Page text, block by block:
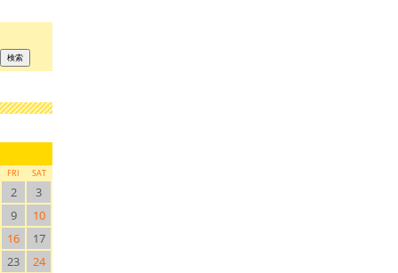
FRI SAT
2
3
9
10
16
17
23
24